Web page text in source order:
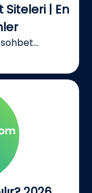
Siteleri | En